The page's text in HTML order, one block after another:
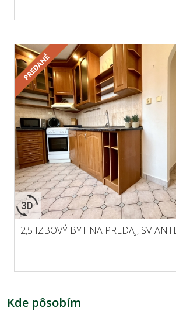
2,5 IZBOVÝ BYT NA PREDAJ,
Kde pôsobím